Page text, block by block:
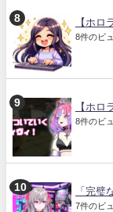
【ホロ
8件のビ
【ホロ
8件のビ
「完璧
7件のビ